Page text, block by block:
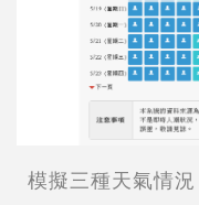
模擬三種天氣情況